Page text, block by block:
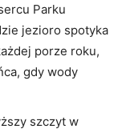
Parku
jezioro spotyka
porze roku,
gdy wody
szczyt w